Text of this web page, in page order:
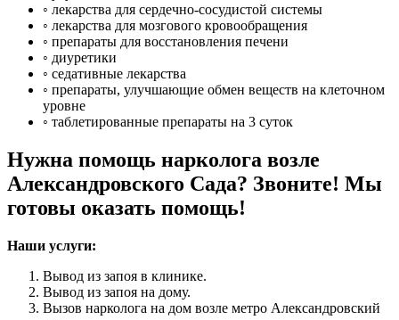
◦ лекарства для сердечно-сосудистой системы
◦ лекарства для мозгового кровообращения
◦ препараты для восстановления печени
◦ диуретики
◦ седативные лекарства
◦ препараты, улучшающие обмен веществ на клеточном
уровне
◦ таблетированные препараты на 3 суток
Нужна помощь нарколога возле
Александровского Сада? Звоните! Мы
готовы оказать помощь!
Наши услуги:
Вывод из запоя в клинике.
Вывод из запоя на дому.
Вызов нарколога на дом возле метро Александровский